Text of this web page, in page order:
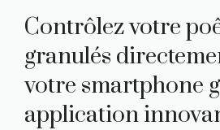
Contrôlez votre
granulés
votre smartphone
application